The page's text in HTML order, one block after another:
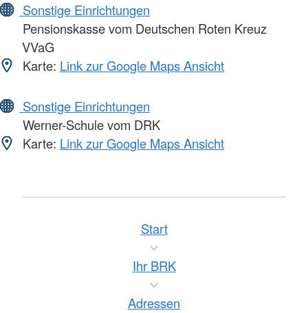
Sonstige Einrichtungen
Pensionskasse vom Deutschen Roten Kreuz
VVaG
Karte: Link zur Google Maps Ansicht
Sonstige Einrichtungen
Werner-Schule vom DRK
Karte: Link zur Google Maps Ansicht
Start
Ihr BRK
Adressen